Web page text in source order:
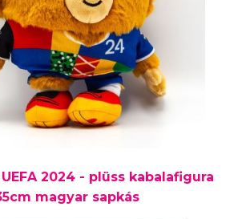
2024 - plüss kabalafigura
magyar sapkás